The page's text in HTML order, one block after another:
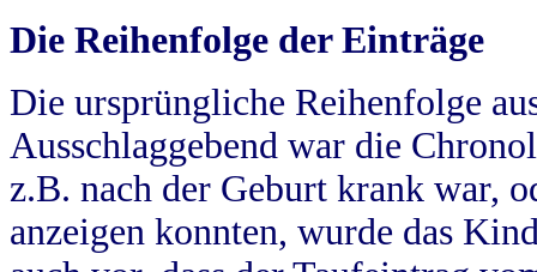
Die Reihenfolge der Einträge
Die ursprüngliche Reihenfolge
Ausschlaggebend war die
z.B. nach der Geburt krank war,
anzeigen konnten, wurde das